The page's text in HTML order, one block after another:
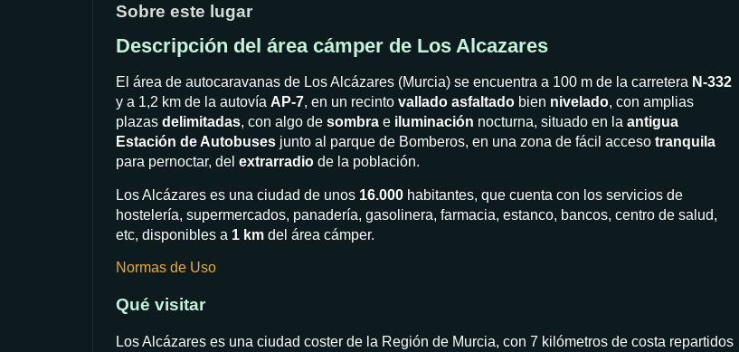
Sobre este lugar
Descripción del área cámper de Los Alcazares
El área de autocaravanas de Los Alcázares (Murcia) se encuentra a 100 m de la carretera N-332
y a 1,2 km de la autovía AP-7, en un recinto vallado asfaltado bien nivelado, con amplias
plazas delimitadas, con algo de sombra e iluminación nocturna, situado en la antigua
Estación de Autobuses junto al parque de Bomberos, en una zona de fácil acceso tranquila
para pernoctar, del extrarradio de la población.
Los Alcázares es una ciudad de unos 16.000 habitantes, que cuenta con los servicios de
hostelería, supermercados, panadería, gasolinera, farmacia, estanco, bancos, centro de salud,
etc, disponibles a 1 km del área cámper.
Normas de Uso
Qué visitar
Los Alcázares es una ciudad coster de la Región de Murcia, con 7 kilómetros de costa repartidos